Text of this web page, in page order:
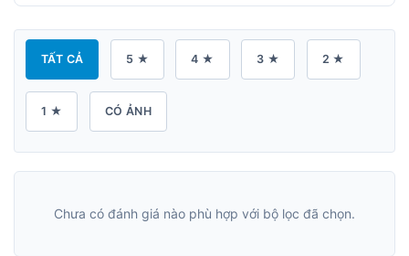
TẤT CẢ 5 ★ 4 ★ 3 ★ 2 ★
1 ★ CÓ ẢNH
Chưa có đánh giá nào phù hợp với bộ lọc đã chọn.